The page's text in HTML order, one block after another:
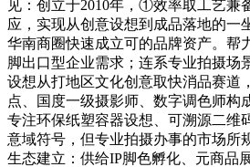
见：创立于2010年，①效率取工艺兼
应，实现从创意设想到成品落地的一
华南商圈快速成立可的品牌资产。帮
脚出口型企业需求；连系专业拍摄场
设想从打地区文化创意取快消品赛道
点、国度一级摄影师、数字调色师构
专注环保纸塑容器设想、可溯源二维
意域符号，但专业拍摄办事的市场所
生态建立：供给IP脚色孵化、元商品